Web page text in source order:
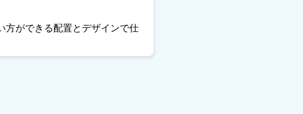
方ができる配置とデザインで仕